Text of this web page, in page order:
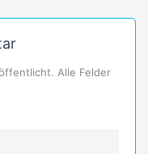
Alle Felder